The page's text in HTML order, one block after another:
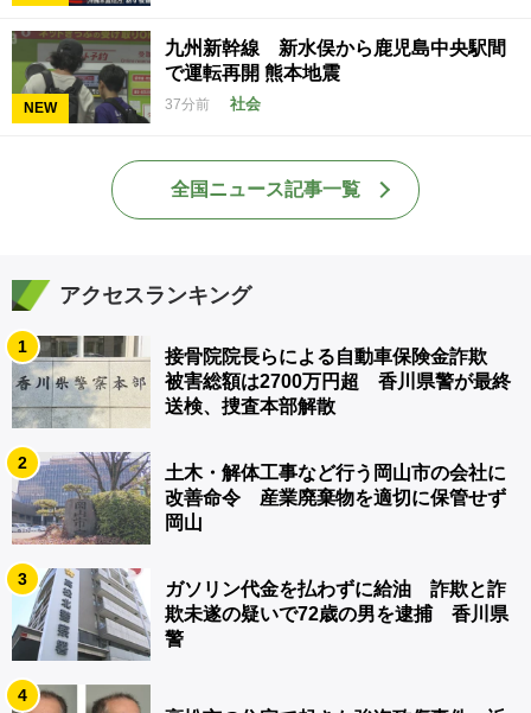
NEW
九州新幹線 新水俣から鹿児島中央駅間
で運転再開 熊本地震
37分前 社会
全国ニュース記事一覧
アクセスランキング
1
接骨院院長らによる自動車保険金詐欺
被害総額は2700万円超 香川県警が最終
送検、捜査本部解散
2
土木・解体工事など行う岡山市の会社に
改善命令 産業廃棄物を適切に保管せず
岡山
3
ガソリン代金を払わずに給油 詐欺と詐
欺未遂の疑いで72歳の男を逮捕 香川県
警
4